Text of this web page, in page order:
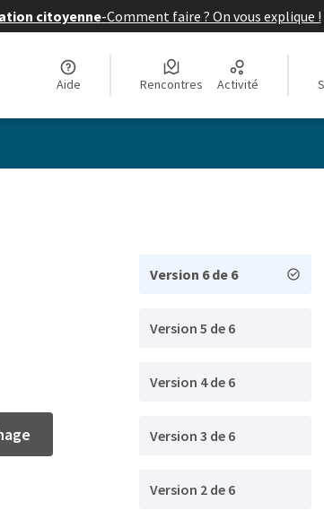
citoyenne-Comment faire ? On vous explique !
Aide Rencontres Activité
Version 6 de 6
Version 5 de 6
Version 4 de 6
Version 3 de 6
Version 2 de 6